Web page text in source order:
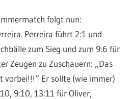
folgt nun:
Perreira führt 2:1 und
zum Sieg und zum 9:6 für
Zeugen zu Zuschauern: „Das
vorbei!!!“ Er sollte (wie immer)
9:10, 13:11 für Oliver,